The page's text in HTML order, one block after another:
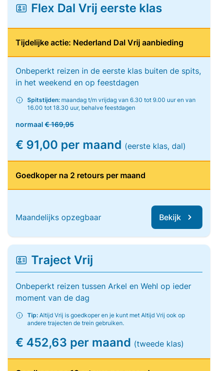
Flex Dal Vrij eerste klas
Tijdelijke actie: Nederland Dal Vrij aanbieding
Onbeperkt reizen in de eerste klas buiten de spits,
in het weekend en op feestdagen
Spitstijden: maandag t/m vrijdag van 6.30 tot 9.00 uur en van
16.00 tot 18.30 uur, behalve feestdagen
normaal € 169,95
€ 91,00 per maand (eerste klas, dal)
Goedkoper na 2 retours per maand
Maandelijks opzegbaar Bekijk
Traject Vrij
Onbeperkt reizen tussen Arkel en Wehl op ieder
moment van de dag
Tip: Altijd Vrij is goedkoper en je kunt met Altijd Vrij ook op
andere trajecten de trein gebruiken.
€ 452,63 per maand (tweede klas)